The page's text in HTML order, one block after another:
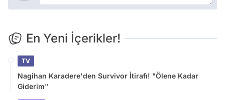
En Yeni İçerikler!
TV
Nagihan Karadere'den Survivor İtirafı! "Ölene Kadar
Giderim"